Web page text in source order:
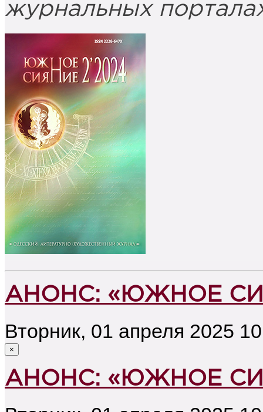
журнальных
АНОНС: «ЮЖНОЕ
Вторник, 01 апреля 2025
×
АНОНС: «ЮЖНОЕ